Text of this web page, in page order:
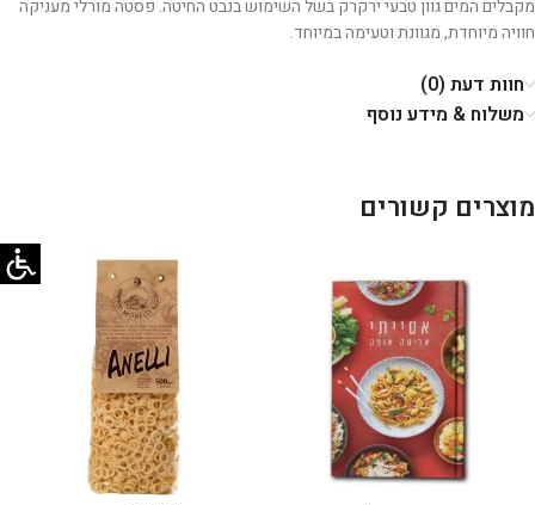
מקבלים המים גוון טבעי ירקרק בשל השימוש בנבט החיטה. פסטה מורלי מעניקה
חוויה מיוחדת, מגוונת וטעימה במיוחד.
חוות דעת (0)
משלוח & מידע נוסף
מוצרים קשורים